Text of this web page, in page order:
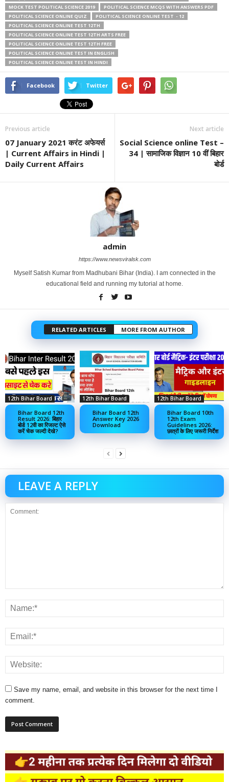
MOCK TEST POLITICAL SCIENCE 2019
POLITICAL SCIENCE MCQS WITH ANSWERS PDF
POLITICAL SCIENCE ONLINE QUIZ
POLITICAL SCIENCE ONLINE TEST - 12
POLITICAL SCIENCE ONLINE TEST 12TH
POLITICAL SCIENCE ONLINE TEST 12TH ARTS FREE
POLITICAL SCIENCE ONLINE TEST 12TH FREE
POLITICAL SCIENCE ONLINE TEST IN ENGLISH
POLITICAL SCIENCE ONLINE TEST IN HINDI
Facebook Twitter
Previous article
07 January 2021 करंट अफेयर्स
| Current Affairs in Hindi |
Daily Current Affairs
Next article
Social Science online Test –
34 | सामाजिक विज्ञान 10 वीं बिहार
बोर्ड
admin
https://www.newsviralsk.com
Myself Satish Kumar from Madhubani Bihar (India). I am connected in the
educational field and running my tutorial at home.
RELATED ARTICLES MORE FROM AUTHOR
12th Bihar Board
Bihar Board 12th
Result 2026: बिहार
बोर्ड 12वी का रिजल्ट ऐसे
करें चेक जल्दी देखे?
12th Bihar Board
Bihar Board 12th
Answer Key 2026
Download
12th Bihar Board
Bihar Board 10th
12th Exam
Guidelines 2026:
छात्रों के लिए जरूरी निर्देश
LEAVE A REPLY
Save my name, email, and website in this browser for the next time I
comment.